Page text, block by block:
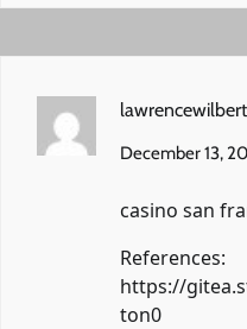
December 13,
casino san
References:
https://
ton0